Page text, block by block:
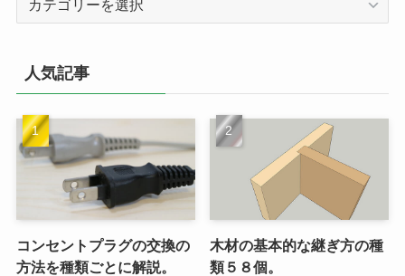
ー
人気記事
コンセントプラグの交換の
方法を種類ごとに解説。
木材の基本的な継ぎ方の種
類５８個。